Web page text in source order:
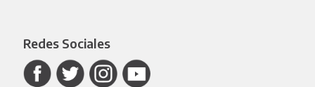
Redes Sociales